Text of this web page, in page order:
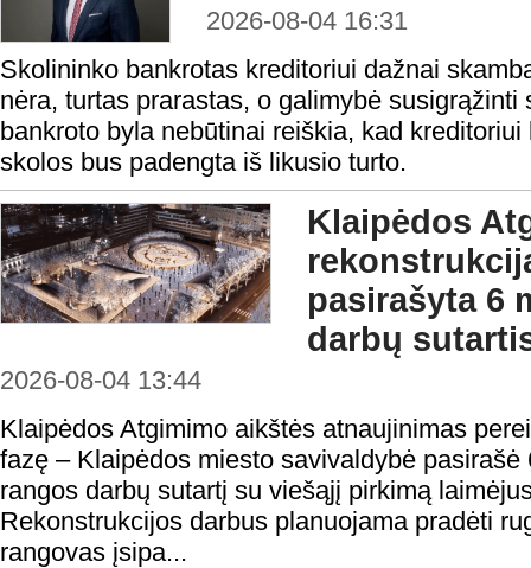
2026-08-04 16:31
Skolininko bankrotas kreditoriui dažnai
nėra, turtas prarastas, o galimybė susigrąžinti
bankroto byla nebūtinai reiškia, kad
skolos bus padengta iš likusio turto.
Klaipėdos
pasirašyta 6
darbų
2026-08-04 13:44
Klaipėdos Atgimimo aikštės atnaujinimas
fazę – Klaipėdos miesto savivaldybė
rangos darbų sutartį su viešąjį pirkimą
Rekonstrukcijos darbus planuojama pradėti
rangovas įsipa...